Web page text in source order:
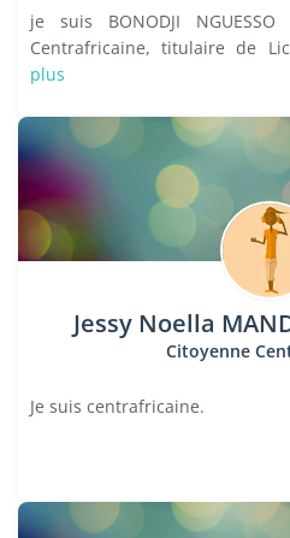
je suis BONODJI
Centrafricaine, titulaire de
plus
Jessy Noella
Citoyenne
Je suis centrafricaine.